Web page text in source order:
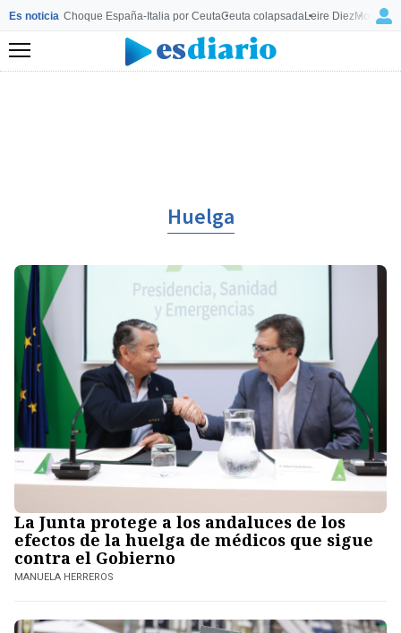
Es noticia Choque España-Italia por CeutaCeuta colapsadaLeire Diez
Menú
Huelga
La Junta protege a los andaluces de los
efectos de la huelga de médicos que sigue
contra el Gobierno
MANUELA HERREROS